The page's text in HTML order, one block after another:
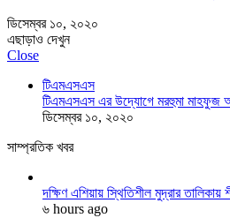
ডিসেম্বর ১০, ২০২০
এছাড়াও দেখুন
Close
টিএমএসএস
টিএমএসএস এর উদ্যোগে মরহুমা মাহফুজ
ডিসেম্বর ১০, ২০২০
সাম্প্রতিক খবর
দক্ষিণ এশিয়ায় স্থিতিশীল মুদ্রার তালিকায়
৬ hours ago